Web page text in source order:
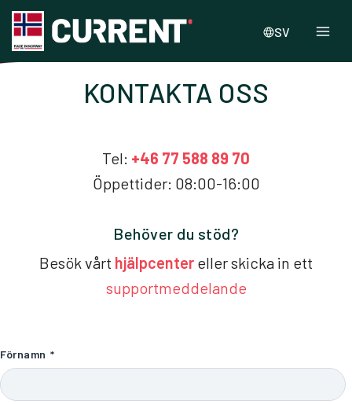
SV
KONTAKTA OSS
Tel: +46 77 588 89 70
Öppettider: 08:00-16:00
Behöver du stöd?
Besök vårt hjälpcenter eller skicka in ett
supportmeddelande
Förnamn *